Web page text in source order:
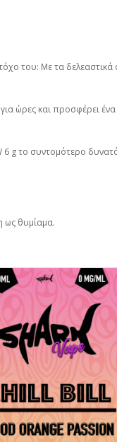
του: Με τα
ώρες και προσφέρει
g το συντομότερο
ως θυμίαμα.